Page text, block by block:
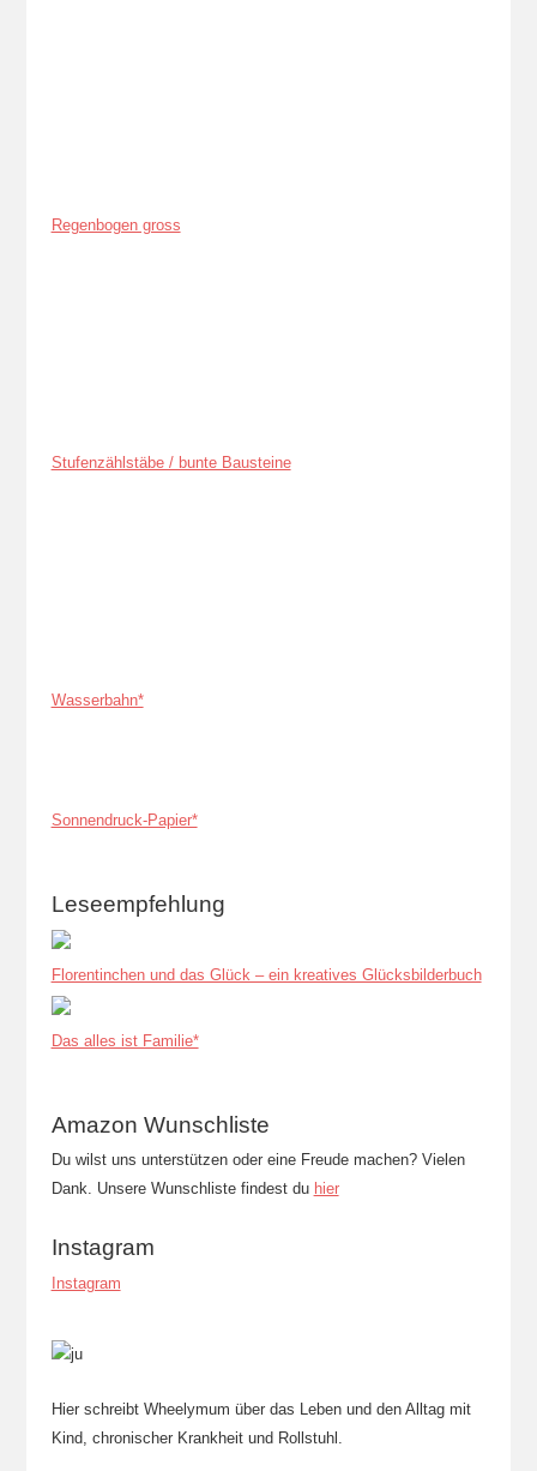
Regenbogen gross
Stufenzählstäbe / bunte Bausteine
Wasserbahn*
Sonnendruck-Papier*
Leseempfehlung
Florentinchen und das Glück – ein kreatives Glücksbilderbuch
Das alles ist Familie*
Amazon Wunschliste
Du wilst uns unterstützen oder eine Freude machen? Vielen
Dank. Unsere Wunschliste findest du hier
Instagram
Instagram
Hier schreibt Wheelymum über das Leben und den Alltag mit
Kind, chronischer Krankheit und Rollstuhl.